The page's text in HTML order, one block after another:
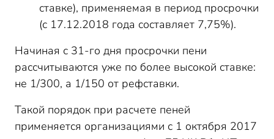
ставке), применяемая в период просрочки
(с 17.12.2018 года составляет 7,75%).
Начиная с 31-го дня просрочки пени
рассчитываются уже по более высокой ставке:
не 1/300, а 1/150 от рефставки.
Такой порядок при расчете пеней
применяется организациями с 1 октября 2017